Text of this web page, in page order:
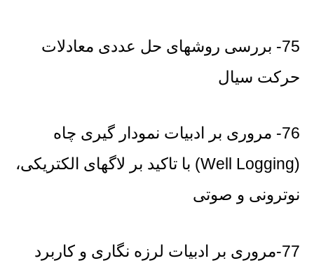
75- بررسی روشهای حل عددی معادلات
حرکت سیال
76- مروری بر ادبیات نمودار گیری چاه
(Well Logging) با تاکید بر لاگهای الکتریکی،
نوترونی و صوتی
77-مروری بر ادبیات لرزه نگاری و کاربرد